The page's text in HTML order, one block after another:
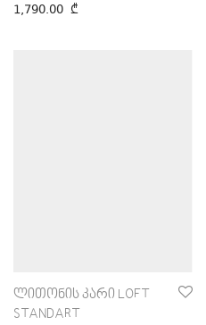
1,790.00 ₾
ლითონის კარი LOFT
STANDART